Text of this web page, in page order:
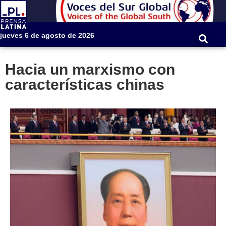
jueves 6 de agosto de 2026
Hacia un marxismo con
características chinas